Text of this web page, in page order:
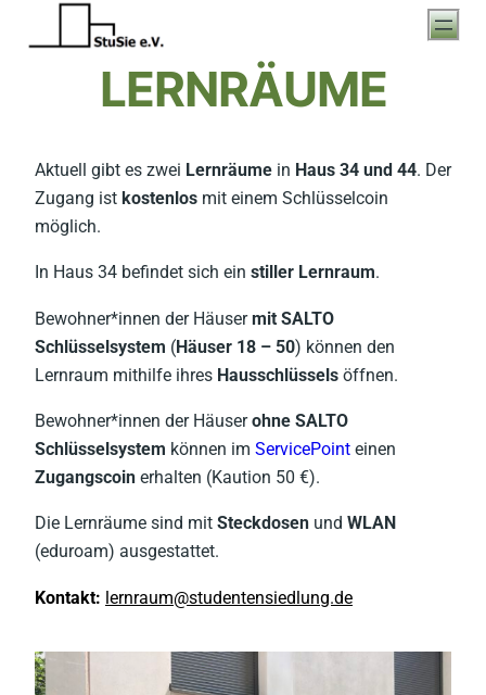
LERNRÄUME
Aktuell gibt es zwei Lernräume in Haus 34 und 44. Der
Zugang ist kostenlos mit einem Schlüsselcoin
möglich.
In Haus 34 befindet sich ein stiller Lernraum.
Bewohner*innen der Häusermit SALTO
Schlüsselsystem (Häuser 18 – 50) können den
Lernraum mithilfe ihres Hausschlüssels öffnen.
Bewohner*innen der Häuserohne SALTO
Schlüsselsystem können im ServicePoint einen
Zugangscoin erhalten (Kaution 50 €).
Die Lernräume sind mit Steckdosen und WLAN
(eduroam) ausgestattet.
Kontakt: lernraum@studentensiedlung.de